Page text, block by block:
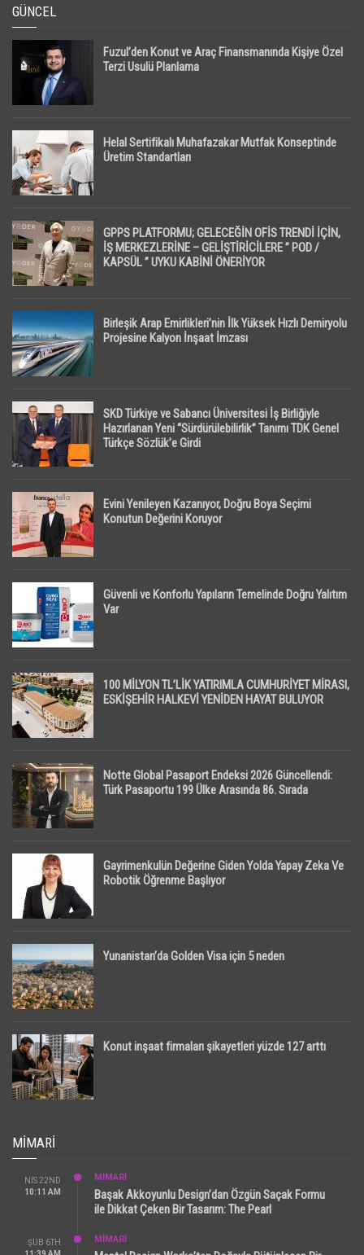
GÜNCEL
Fuzul’den Konut ve Araç Finansmanında Kişiye Özel
Terzi Usulü Planlama
Helal Sertifikalı Muhafazakar Mutfak Konseptinde
Üretim Standartları
GPPS PLATFORMU; GELECEĞİN OFİS TRENDİ İÇİN,
İŞ MERKEZLERİNE – GELİŞTİRİCİLERE ” POD /
KAPSÜL ” UYKU KABİNİ ÖNERİYOR
Birleşik Arap Emirlikleri’nin İlk Yüksek Hızlı Demiryolu
Projesine Kalyon İnşaat İmzası
SKD Türkiye ve Sabancı Üniversitesi İş Birliğiyle
Hazırlanan Yeni “Sürdürülebilirlik” Tanımı TDK Genel
Türkçe Sözlük’e Girdi
Evini Yenileyen Kazanıyor, Doğru Boya Seçimi
Konutun Değerini Koruyor
Güvenli ve Konforlu Yapıların Temelinde Doğru Yalıtım
Var
100 MİLYON TL’LİK YATIRIMLA CUMHURİYET MİRASI,
ESKİŞEHİR HALKEVİ YENİDEN HAYAT BULUYOR
Notte Global Pasaport Endeksi 2026 Güncellendi:
Türk Pasaportu 199 Ülke Arasında 86. Sırada
Gayrimenkulün Değerine Giden Yolda Yapay Zeka Ve
Robotik Öğrenme Başlıyor
Yunanistan’da Golden Visa için 5 neden
Konut inşaat firmaları şikayetleri yüzde 127 arttı
MIMARI
NIS 22ND
10:11 AM
MİMARİ
Başak Akkoyunlu Design’dan Özgün Saçak Formu
ile Dikkat Çeken Bir Tasarım: The Pearl
ŞUB 6TH
MİMARİ